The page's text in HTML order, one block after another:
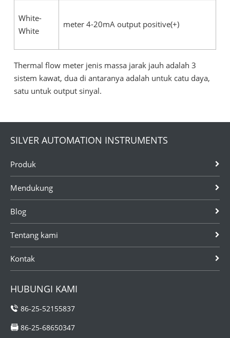
White-
White
meter 4-20mA output positive(+)
Thermal flow meter jenis massa jarak jauh adalah 3
sistem kawat, dua di antaranya adalah untuk catu daya,
satu untuk output sinyal.
SILVER AUTOMATION INSTRUMENTS
Produk
Mendukung
Blog
Tentang kami
Kontak
HUBUNGI KAMI
86-25-52155837
86-25-68650347